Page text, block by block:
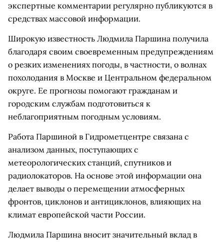
экспертные комментарии регулярно публикуются в
средствах массовой информации.
Широкую известность Людмила Паршина получила
благодаря своим своевременным предупреждениям
о резких изменениях погоды, в частности, о волнах
похолодания в Москве и Центральном федеральном
округе. Ее прогнозы помогают гражданам и
городским службам подготовиться к
неблагоприятным погодным условиям.
Работа Паршиной в Гидрометцентре связана с
анализом данных, поступающих с
метеорологических станций, спутников и
радиолокаторов. На основе этой информации она
делает выводы о перемещении атмосферных
фронтов, циклонов и антициклонов, влияющих на
климат европейской части России.
Людмила Паршина вносит значительный вклад в